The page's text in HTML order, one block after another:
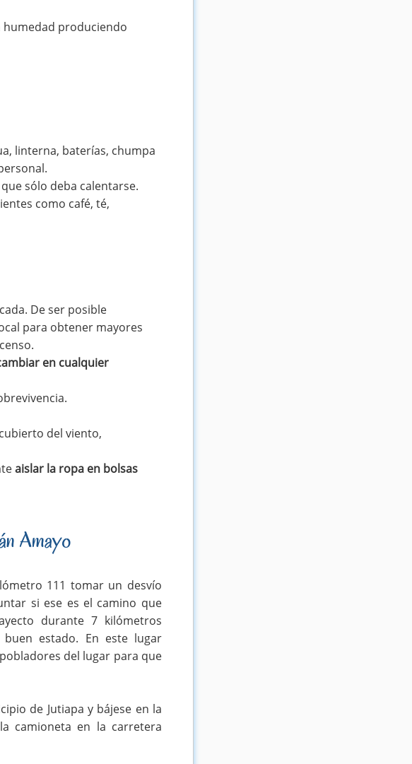
humedad produciendo
linterna, baterías, chumpa
sólo deba calentarse.
como café, té,
De ser posible
para obtener mayores
en cualquier
del viento,
aislar la ropa en bolsas
Amayo
111 tomar un desvío
si ese es el camino que
durante 7 kilómetros
estado. En este lugar
del lugar para que
de Jutiapa y bájese en la
camioneta en la carretera